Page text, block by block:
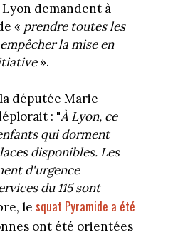
demandent à
« prendre toutes les
la mise en
».
députée Marie-
: "À Lyon, ce
qui dorment
disponibles. Les
d'urgence
du 115 sont
le squat Pyramide a été
ont été orientées